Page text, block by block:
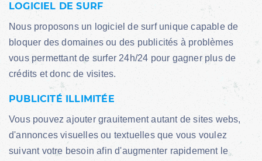
LOGICIEL DE SURF
Nous proposons un logiciel de surf unique capable de
bloquer des domaines ou des publicités à problèmes
vous permettant de surfer 24h/24 pour gagner plus de
crédits et donc de visites.
PUBLICITÉ ILLIMITÉE
Vous pouvez ajouter grauitement autant de sites webs,
d'annonces visuelles ou textuelles que vous voulez
suivant votre besoin afin d'augmenter rapidement le